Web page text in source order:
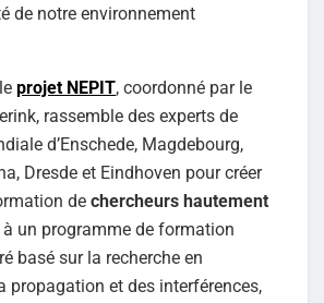
de notre environnement
projet NEPIT, coordonné par le
rassemble des experts de
d’Enschede, Magdebourg,
Dresde et Eindhoven pour créer
de chercheurs hautement
à un programme de formation
basé sur la recherche en
propagation et des interférences,